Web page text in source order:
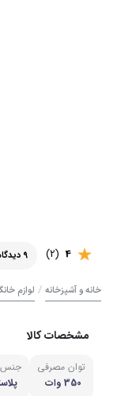
4
(2) 9 دیدگاه
خانه و آشپزخانه / لوازم
مشخصات کالا
توان مصرفی
350 وات
جنس